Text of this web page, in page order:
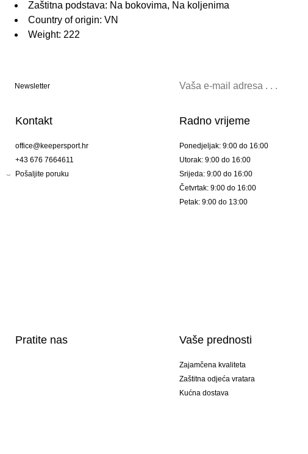
Zaštitna podstava: Na bokovima, Na koljenima
Country of origin: VN
Weight: 222
Newsletter
Kontakt
office@keepersport.hr
+43 676 7664611
Pošaljite poruku
Radno vrijeme
Ponedjeljak: 9:00 do 16:00
Utorak: 9:00 do 16:00
Srijeda: 9:00 do 16:00
Četvrtak: 9:00 do 16:00
Petak: 9:00 do 13:00
Pratite nas Vaše prednosti
Zajamčena kvaliteta
Zaštitna odjeća vratara
Kućna dostava